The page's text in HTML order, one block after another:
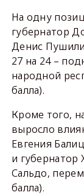
На одну
губернатор
Денис
27 на 24 –
народной
балла).
Кроме того,
выросло
Евгения
и губернатор
Сальдо,
балла).